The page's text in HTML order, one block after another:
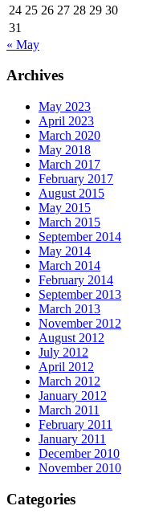
24 25 26 27 28 29 30
31
« May
Archives
May 2023
April 2023
March 2020
May 2018
March 2017
February 2017
August 2015
May 2015
March 2015
September 2014
May 2014
March 2014
February 2014
September 2013
March 2013
November 2012
August 2012
July 2012
April 2012
March 2012
January 2012
March 2011
February 2011
January 2011
December 2010
November 2010
Categories